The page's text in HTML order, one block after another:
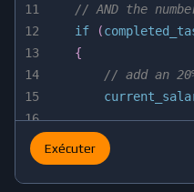
11
12
13
14
15
16
17
18
19
// AND the
if
(
{
// add an
// add an
        std
::cout <<
Exécuter